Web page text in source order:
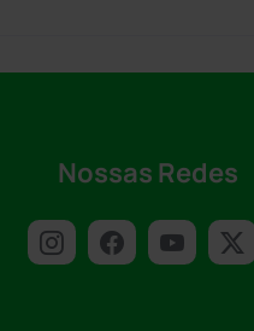
Nossas Redes